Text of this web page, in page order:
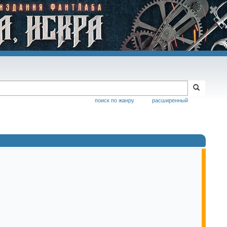
расширенный
поиск по жанру